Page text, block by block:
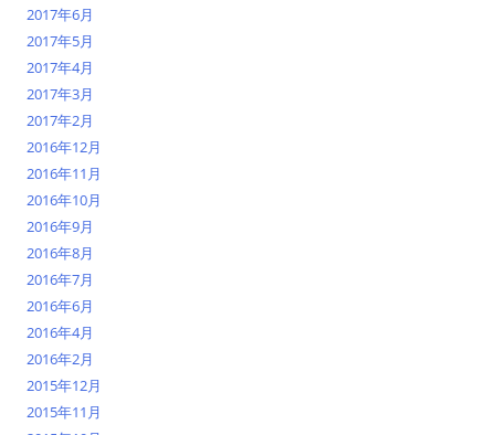
2017年6月
2017年5月
2017年4月
2017年3月
2017年2月
2016年12月
2016年11月
2016年10月
2016年9月
2016年8月
2016年7月
2016年6月
2016年4月
2016年2月
2015年12月
2015年11月